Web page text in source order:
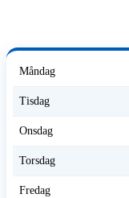
Måndag
Tisdag
Onsdag
Torsdag
Fredag